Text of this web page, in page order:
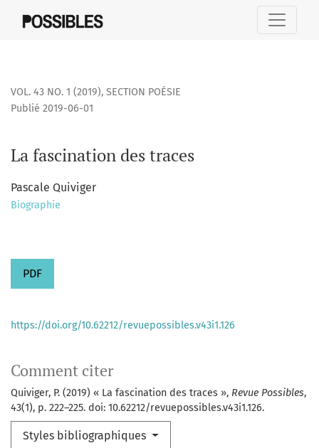
VOL. 43 NO. 1 (2019), SECTION POÉSIE
La fascination des traces
Publié 2019-06-01
Pascale Quiviger
Biographie
PDF
Comment citer
Quiviger, P. (2019) « La fascination des traces », Revue Possibles,
43(1), p. 222–225. doi: 10.62212/revuepossibles.v43i1.126.
Styles bibliographiques
https://doi.org/10.62212/revuepossibles.v43i1.126